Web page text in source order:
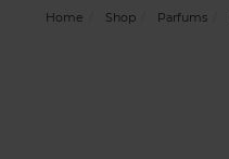
Home Shop Parfums